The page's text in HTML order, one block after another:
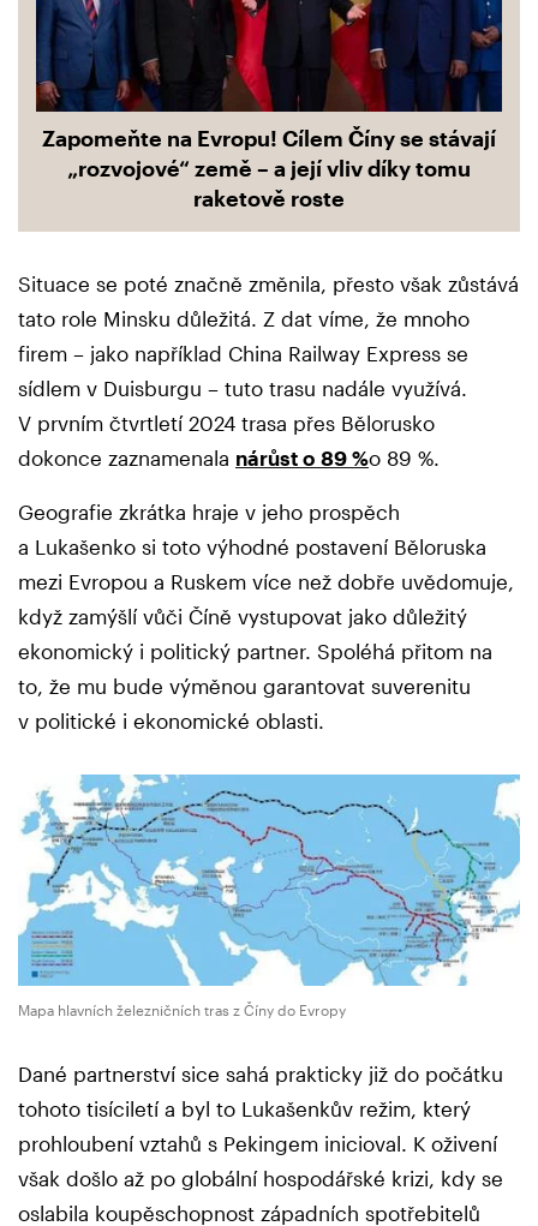
Zapomeňte na Evropu! Cílem Číny se stávají
„rozvojové“ země – a její vliv díky tomu
raketově roste
Situace se poté značně změnila, přesto však zůstává
tato role Minsku důležitá. Z dat víme, že mnoho
firem – jako například China Railway Express se
sídlem v Duisburgu – tuto trasu nadále využívá.
V prvním čtvrtletí 2024 trasa přes Bělorusko
dokonce zaznamenala nárůst o 89 %o 89 %.
Geografie zkrátka hraje v jeho prospěch
a Lukašenko si toto výhodné postavení Běloruska
mezi Evropou a Ruskem více než dobře uvědomuje,
když zamýšlí vůči Číně vystupovat jako důležitý
ekonomický i politický partner. Spoléhá přitom na
to, že mu bude výměnou garantovat suverenitu
v politické i ekonomické oblasti.
Mapa hlavních železničních tras z Číny do Evropy
Dané partnerství sice sahá prakticky již do počátku
tohoto tisíciletí a byl to Lukašenkův režim, který
prohloubení vztahů s Pekingem inicioval. K oživení
však došlo až po globální hospodářské krizi, kdy se
oslabila koupěschopnost západních spotřebitelů